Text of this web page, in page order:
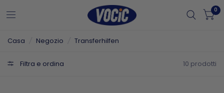
0
Casa Negozio Transferhilfen
Filtra e ordina 10 prodotti